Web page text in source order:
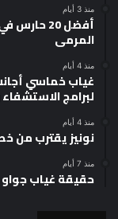
منذ 3 أيام
أفضل 20
المرمى
منذ 4 أيام
غياب خماسي
لبرامج
منذ 4 أيام
نونيز يقترب من
منذ 7 أيام
حقيقة غياب جواو